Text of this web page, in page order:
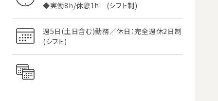
◆実働8h/休憩1h (シフト制)
週5日(土日含む)勤務／休日：完全週休2日制
(シフト)